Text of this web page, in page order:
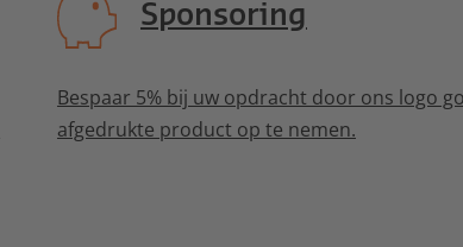
Sponsoring
Bespaar 5% bij uw opdracht door ons logo
afgedrukte product op te nemen.